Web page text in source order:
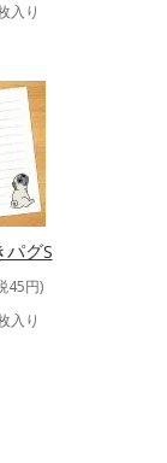
入り
パグS
45円)
入り